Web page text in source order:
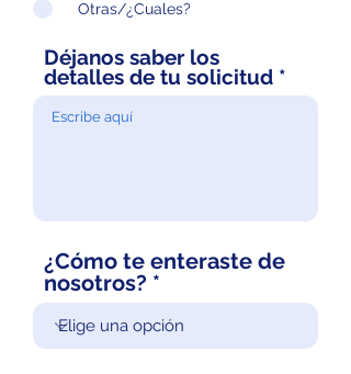
Otras/¿Cuales?
Déjanos saber los
detalles de tu solicitud
¿Cómo te enteraste de
nosotros?